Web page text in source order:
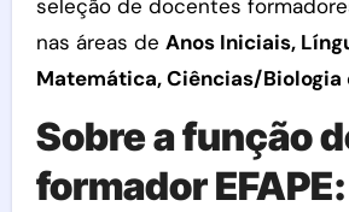
seleção de docentes
nas áreas de Anos Iniciais,
Matemática, Ciências/Biologia
Sobre a função
formador EFAPE: